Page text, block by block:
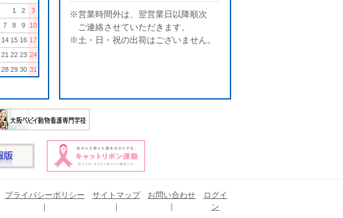
1
2
3
7 8 9
10
14 15 16 17
21 22 23 24
28 29 30 31
※営業時間外は、翌営業日以降順次
ご連絡させていただきます。
※土・日・祝の出荷はございません。
プライバシーポリシー サイトマップ お問い合わせ
ログイ
ン